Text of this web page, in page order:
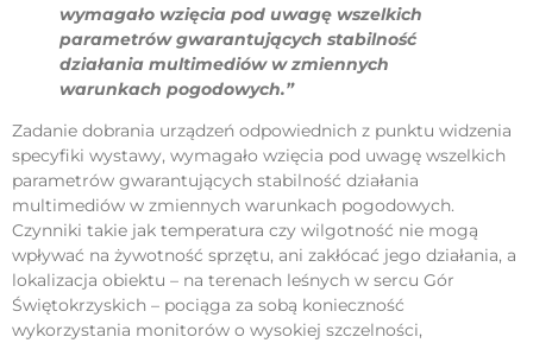
wymagało wzięcia pod uwagę wszelkich
parametrów gwarantujących stabilność
działania multimediów w zmiennych
warunkach pogodowych.”
Zadanie dobrania urządzeń odpowiednich z punktu widzenia
specyfiki wystawy, wymagało wzięcia pod uwagę wszelkich
parametrów gwarantujących stabilność działania
multimediów w zmiennych warunkach pogodowych.
Czynniki takie jak temperatura czy wilgotność nie mogą
wpływać na żywotność sprzętu, ani zakłócać jego działania, a
lokalizacja obiektu – na terenach leśnych w sercu Gór
Świętokrzyskich – pociąga za sobą konieczność
wykorzystania monitorów o wysokiej szczelności,